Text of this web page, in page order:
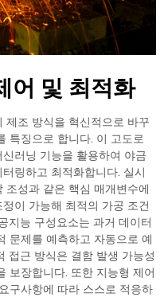
어 및 최적화
제조 방식을 혁신적으로 바꾸
특징으로 합니다. 이 고도로
러닝 기능을 활용하여 야금
링하고 최적화합니다. 실시
조성과 같은 핵심 매개변수에
이 가능해 최적의 가공 조건
지능 구성요소는 과거 데이터
문제를 예측하고 자동으로 예
접근 방식은 결함 발생 가능성
보장합니다. 또한 지능형 제어
구사항에 따라 스스로 적응하